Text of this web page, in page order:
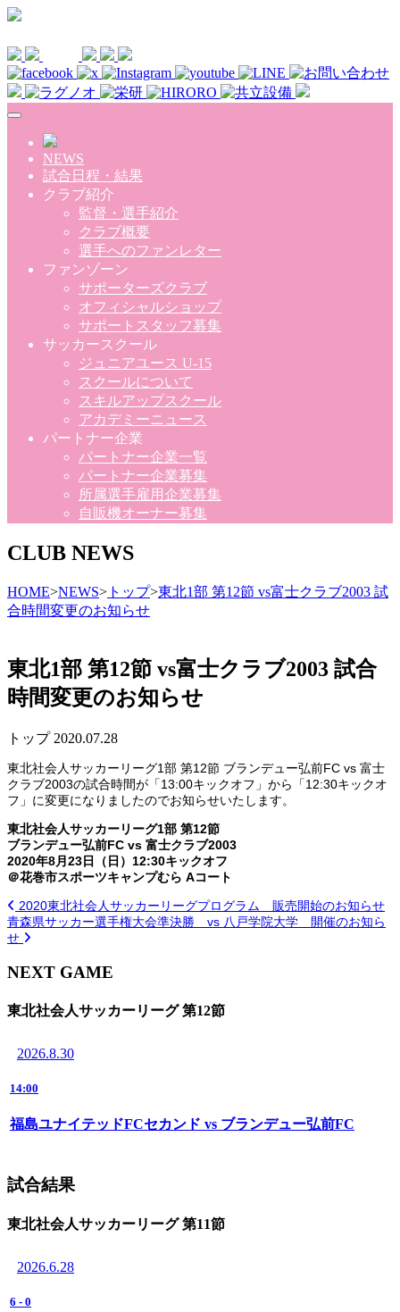
Skip to main content
NEWS
試合日程・結果
クラブ紹介
監督・選手紹介
クラブ概要
選手へのファンレター
ファンゾーン
サポーターズクラブ
オフィシャルショップ
サポートスタッフ募集
サッカースクール
ジュニアユース U-15
スクールについて
スキルアップスクール
アカデミーニュース
パートナー企業
パートナー企業一覧
パートナー企業募集
所属選手雇用企業募集
自販機オーナー募集
CLUB NEWS
HOME>NEWS> トップ>東北1部 第12節 vs富士クラブ2003 試
合時間変更のお知らせ
東北1部 第12節 vs富士クラブ2003 試合
時間変更のお知らせ
トップ 2020.07.28
東北社会人サッカーリーグ1部 第12節 ブランデュー弘前FC vs 富士
クラブ2003の試合時間が「13:00キックオフ」から「12:30キックオ
フ」に変更になりましたのでお知らせいたします。
東北社会人サッカーリーグ1部 第12節
ブランデュー弘前FC vs 富士クラブ2003
2020年8月23日（日）12:30キックオフ
＠花巻市スポーツキャンプむら Aコート
2020東北社会人サッカーリーグプログラム 販売開始のお知らせ
青森県サッカー選手権大会準決勝 vs 八戸学院大学 開催のお知ら
せ
NEXT GAME
東北社会人サッカーリーグ 第12節
2026.8.30
14:00
福島ユナイテッドFCセカンド vs ブランデュー弘前FC
試合結果
東北社会人サッカーリーグ 第11節
2026.6.28
6 - 0